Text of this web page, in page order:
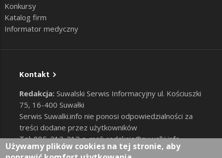
Konkursy
Katalog firm
Informator medyczny
Kontakt
Redakcja: Suwalski Serwis Informacyjny ul. Kościuszki
75, 16-400 Suwałki
Serwis Suwalki.info nie ponosi odpowiedzialności za
treści dodane przez użytkowników
Tel: 885-212-212 e-mail:redakcja@suwalki.info,
reklama@suwalki.info
Używamy plików cookies na tej stronie, aby